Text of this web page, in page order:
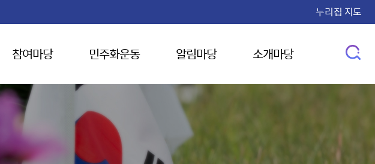
누리집 지도
참여마당 민주화운동 알림마당 소개마당